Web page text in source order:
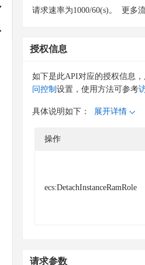
请求速率为1000/60(s)。 更多
授权信息
如下是此API对应的授权信息
问控制 设置，使用方法可参考
具体说明如下： 展开详情
操作
ecs:DetachInstanceRamRole
请求参数